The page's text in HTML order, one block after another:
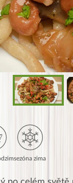
sezóna zima